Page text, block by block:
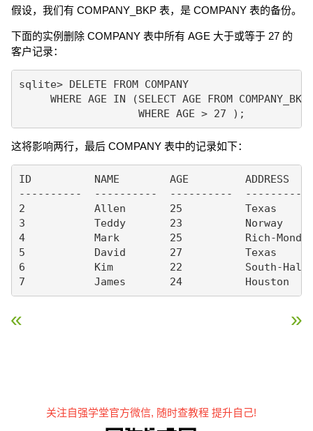
假设，我们有 COMPANY_BKP 表，是 COMPANY 表的备份。
下面的实例删除 COMPANY 表中所有 AGE 大于或等于 27 的
客户记录：
sqlite> DELETE FROM COMPANY
     WHERE AGE IN (SELECT AGE FROM COMPANY_BKP
这将影响两行，最后 COMPANY 表中的记录如下：
ID          NAME        AGE         ADDRESS
----------  ----------  ----------  ----------
2           Allen       25          Texas
3           Teddy       23          Norway
4           Mark        25          Rich-Mond
5           David       27          Texas
6           Kim         22          South-Hall
« SQLite 事务 SQLite Autoincrement »
关注自强学堂官方微信, 随时查教程 提升自己!